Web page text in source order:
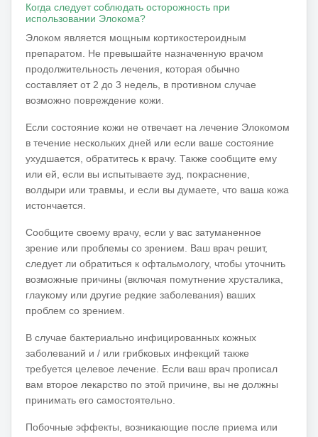
Когда следует соблюдать осторожность при
использовании Элокома?
Элоком является мощным кортикостероидным
препаратом. Не превышайте назначенную врачом
продолжительность лечения, которая обычно
составляет от 2 до 3 недель, в противном случае
возможно повреждение кожи.
Если состояние кожи не отвечает на лечение Элокомом
в течение нескольких дней или если ваше состояние
ухудшается, обратитесь к врачу. Также сообщите ему
или ей, если вы испытываете зуд, покраснение,
волдыри или травмы, и если вы думаете, что ваша кожа
истончается.
Сообщите своему врачу, если у вас затуманенное
зрение или проблемы со зрением. Ваш врач решит,
следует ли обратиться к офтальмологу, чтобы уточнить
возможные причины (включая помутнение хрусталика,
глаукому или другие редкие заболевания) ваших
проблем со зрением.
В случае бактериально инфицированных кожных
заболеваний и / или грибковых инфекций также
требуется целевое лечение. Если ваш врач прописал
вам второе лекарство по этой причине, вы не должны
принимать его самостоятельно.
Побочные эффекты, возникающие после приема или